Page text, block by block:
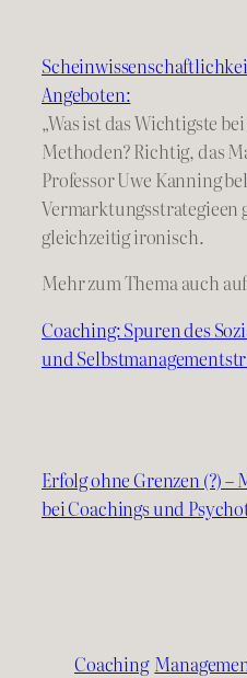
Angeboten:
„Was ist das Wichtigste
Methoden? Richtig, das
Professor Uwe Kanning
gleichzeitig ironisch.
Mehr zum Thema auch
Coaching: Spuren des
und
Erfolg ohne Grenzen (?)
bei Coachings und
Coaching